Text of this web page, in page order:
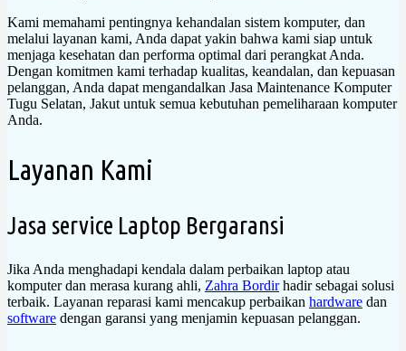
Kami memahami pentingnya kehandalan sistem komputer, dan
melalui layanan kami, Anda dapat yakin bahwa kami siap untuk
menjaga kesehatan dan performa optimal dari perangkat Anda.
Dengan komitmen kami terhadap kualitas, keandalan, dan kepuasan
pelanggan, Anda dapat mengandalkan Jasa Maintenance Komputer
Tugu Selatan, Jakut untuk semua kebutuhan pemeliharaan komputer
Anda.
Layanan Kami
Jasa service Laptop Bergaransi
Jika Anda menghadapi kendala dalam perbaikan laptop atau
komputer dan merasa kurang ahli, Zahra Bordirhadir sebagai solusi
terbaik. Layanan reparasi kami mencakup perbaikan hardware dan
software dengan garansi yang menjamin kepuasan pelanggan.